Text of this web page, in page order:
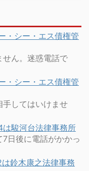
・シー・エス債権管
せん。迷惑電話で
・シー・エス債権管
してはいけませ
駿河台法律事務所
日後に電話がかかっ
鈴木康之法律事務